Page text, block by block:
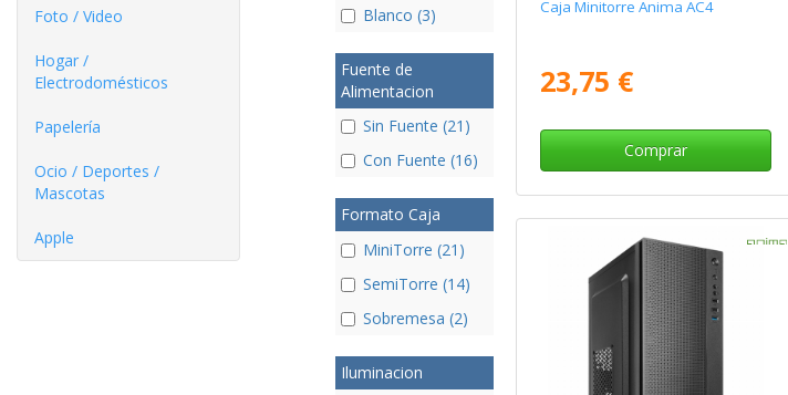
Foto / Video
Hogar /
Electrodomésticos
Papelería
Ocio / Deportes /
Mascotas
Apple
Blanco (3)
Fuente de
Alimentacion
Sin Fuente (21)
Con Fuente (16)
Formato Caja
MiniTorre (21)
SemiTorre (14)
Sobremesa (2)
Iluminacion
Caja Minitorre Anima AC4
23,75 €
Comprar